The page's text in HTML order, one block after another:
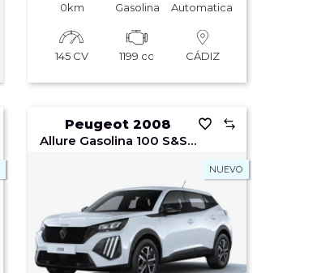
0km Gasolina Automatica
145 CV 1199 cc CÁDIZ
Peugeot 2008
Allure Gasolina 100 S&S 6 Vel. MAN
NUEVO